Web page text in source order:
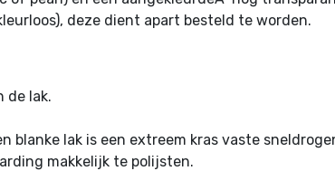
deze dient apart besteld te worden.
de lak.
blanke lak is een extreem kras vaste
makkelijk te polijsten.